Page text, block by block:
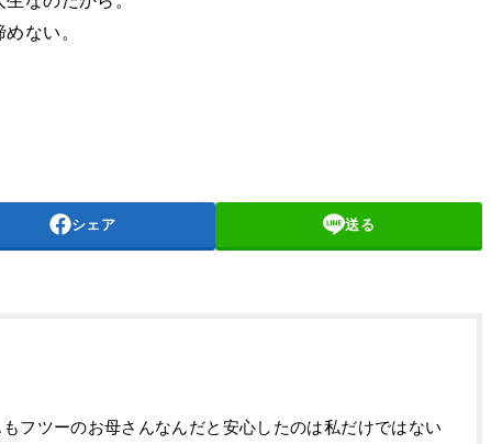
ない。
シェア 送る
フツーのお母さんなんだと安心したのは私だけではない